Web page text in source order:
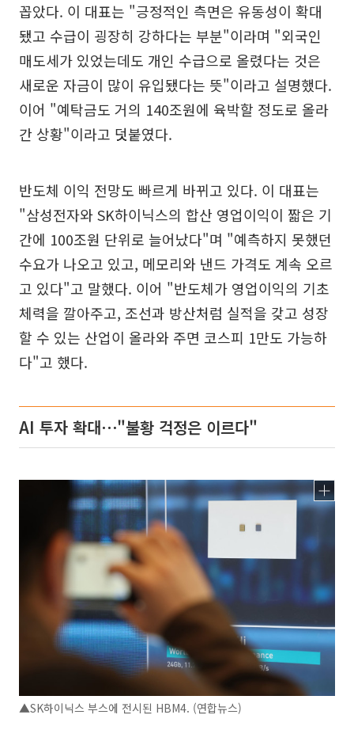
꼽았다. 이 대표는 "긍정적인 측면은 유동성이 확대
됐고 수급이 굉장히 강하다는 부분"이라며 "외국인
매도세가 있었는데도 개인 수급으로 올렸다는 것은
새로운 자금이 많이 유입됐다는 뜻"이라고 설명했다.
이어 "예탁금도 거의 140조원에 육박할 정도로 올라
간 상황"이라고 덧붙였다.
반도체 이익 전망도 빠르게 바뀌고 있다. 이 대표는
"삼성전자와 SK하이닉스의 합산 영업이익이 짧은 기
간에 100조원 단위로 늘어났다"며 "예측하지 못했던
수요가 나오고 있고, 메모리와 낸드 가격도 계속 오르
고 있다"고 말했다. 이어 "반도체가 영업이익의 기초
체력을 깔아주고, 조선과 방산처럼 실적을 갖고 성장
할 수 있는 산업이 올라와 주면 코스피 1만도 가능하
다"고 했다.
AI 투자 확대⋯"불황 걱정은 이르다"
▲SK하이닉스 부스에 전시된 HBM4. (연합뉴스)